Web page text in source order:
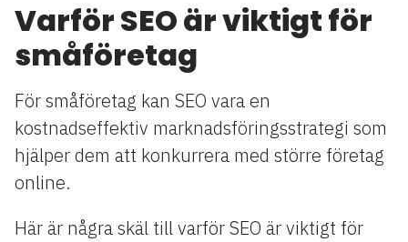
Varför SEO är viktigt för
småföretag
För småföretag kan SEO vara en
kostnadseffektiv marknadsföringsstrategi som
hjälper dem att konkurrera med större företag
online.
Här är några skäl till varför SEO är viktigt för